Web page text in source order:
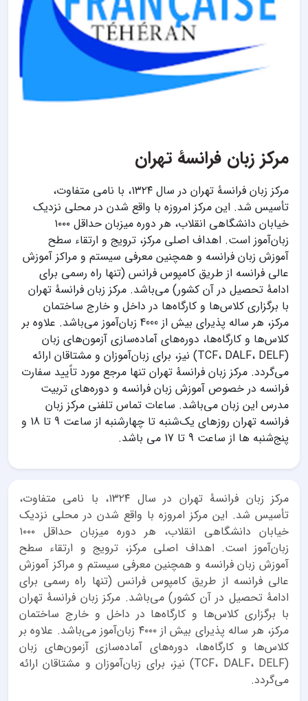
مرکز زبان فرانسۀ تهران
مرکز زبان فرانسۀ تهران در سال ۱۳۲۴، با نامی متفاوت،
تأسیس شد. این مرکز امروزه با واقع شدن در محلی نزدیک
خیابان دانشگاهی انقلاب، هر دوره میزبان حداقل ۱۰۰۰
زبان‌آموز است. اهداف اصلی مرکز، ترویج و ارتقاء سطح
آموزش زبان فرانسه و همچنین معرفی سیستم و مراکز آموزش
عالی فرانسه از طریق کامپوس فرانس (تنها راه رسمی برای
ادامۀ تحصیل در آن کشور) می‌باشد. مرکز زبان فرانسۀ تهران
با برگزاری کلاس‌ها و کارگاه‌ها در داخل و خارج ساختمان
مرکز، هر ساله پذیرای بیش از 4000 زبان‌آموز می‌باشد. علاوه بر
کلاس‌ها و کارگاه‌ها، دوره‌های آماده‌سازی آزمون‌های زبان
(TCF، DALF، DELF) نیز، برای زبان‌آموزان و مشتاقان ارائه
می‌گردد. مرکز زبان فرانسۀ تهران تنها مرجع مورد تاًیید سفارت
فرانسه در خصوص آموزش زبان فرانسه و دوره‌های تربیت
مدرس این زبان می‌باشد. ساعات تماس تلفنی مرکز زبان
فرانسه تهران روزهای یک‌شنبه تا چهارشنبه از ساعت 9 تا 18 و
پنج‌شنبه ها از ساعت 9 تا 17 می باشد.
مرکز زبان فرانسۀ تهران در سال ۱۳۲۴، با نامی متفاوت،
تأسیس شد. این مرکز امروزه با واقع شدن در محلی نزدیک
خیابان دانشگاهی انقلاب، هر دوره میزبان حداقل ۱۰۰۰
زبان‌آموز است. اهداف اصلی مرکز، ترویج و ارتقاء سطح
آموزش زبان فرانسه و همچنین معرفی سیستم و مراکز آموزش
عالی فرانسه از طریق کامپوس فرانس (تنها راه رسمی برای
ادامۀ تحصیل در آن کشور) می‌باشد. مرکز زبان فرانسۀ تهران
با برگزاری کلاس‌ها و کارگاه‌ها در داخل و خارج ساختمان
مرکز، هر ساله پذیرای بیش از ۴۰۰۰ زبان‌آموز می‌باشد. علاوه بر
کلاس‌ها و کارگاه‌ها، دوره‌های آماده‌سازی آزمون‌های زبان
(TCF، DALF، DELF) نیز، برای زبان‌آموزان و مشتاقان ارائه
می‌گردد.